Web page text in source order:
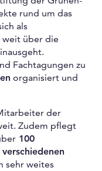
rund um das
als
über die
Fachtagungen zu
organisiert und
der
Zudem pflegt
100
sehr weites